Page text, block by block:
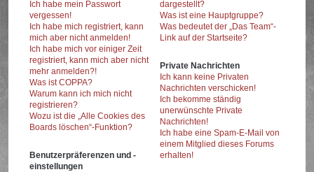
Ich habe mein Passwort
vergessen!
Ich habe mich registriert, kann
mich aber nicht anmelden!
Ich habe mich vor einiger Zeit
registriert, kann mich aber nicht
mehr anmelden?!
Was ist COPPA?
Warum kann ich mich nicht
registrieren?
Wozu ist die „Alle Cookies des
Boards löschen“-Funktion?
Benutzerpräferenzen und -
einstellungen
dargestellt?
Was ist eine Hauptgruppe?
Was bedeutet der „Das Team“-
Link auf der Startseite?
Private Nachrichten
Ich kann keine Privaten
Nachrichten verschicken!
Ich bekomme ständig
unerwünschte Private
Nachrichten!
Ich habe eine Spam-E-Mail von
einem Mitglied dieses Forums
erhalten!